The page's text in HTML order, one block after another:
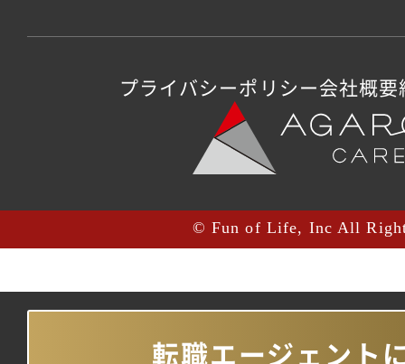
プライバシーポリシー会社概要
転職エージェント
© Fun of Life, Inc All Right